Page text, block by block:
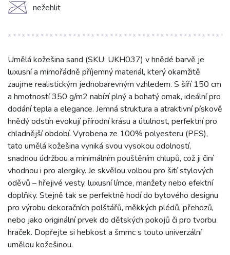
C nežehlit
Umělá kožešina sand (SKU: UKH037) v hnědé barvě je
luxusní a mimořádně příjemný materiál, který okamžitě
zaujme realistickým jednobarevným vzhledem. S šíří 150 cm
a hmotností 350 g/m2 nabízí plný a bohatý omak, ideální pro
dodání tepla a elegance. Jemná struktura a atraktivní pískově
hnědý odstín evokují přírodní krásu a útulnost, perfektní pro
chladnější období. Vyrobena ze 100% polyesteru (PES),
tato umělá kožešina vyniká svou vysokou odolností,
snadnou údržbou a minimálním pouštěním chlupů, což ji činí
vhodnou i pro alergiky. Je skvělou volbou pro šití stylových
oděvů – hřejivé vesty, luxusní límce, manžety nebo efektní
doplňky. Stejně tak se perfektně hodí do bytového designu
pro výrobu dekoračních polštářů, měkkých plédů, přehozů,
nebo jako originální prvek do dětských pokojů či pro tvorbu
hraček. Dopřejte si hebkost a šmrnc s touto univerzální
umělou kožešinou.